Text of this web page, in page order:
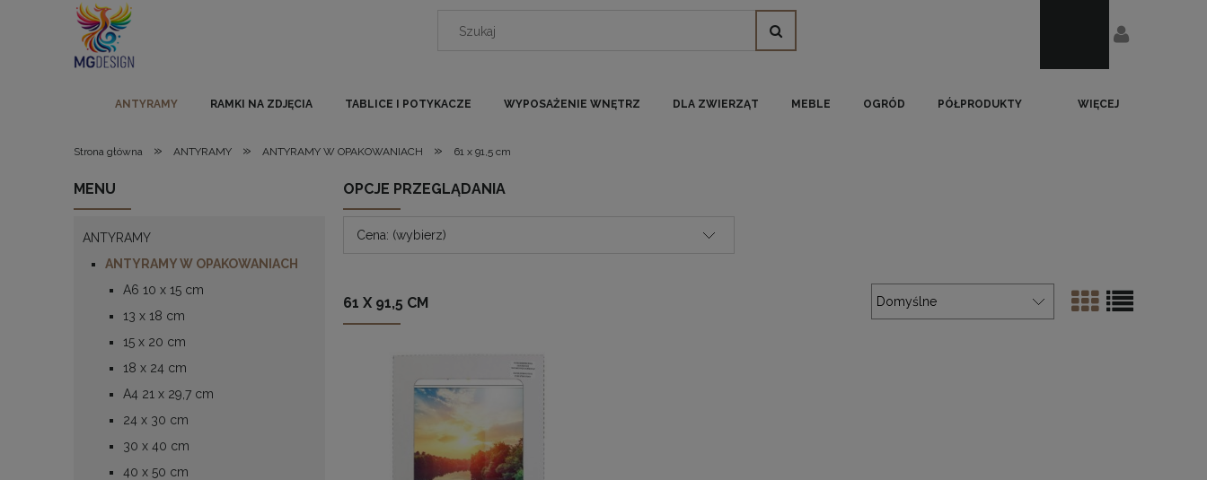
ANTYRAMY RAMKI NA ZDJĘCIA TABLICE I POTYKACZE WYPOSAŻENIE WNĘTRZ DLA ZWIERZĄT MEBLE OGRÓD PÓŁPRODUKTY WIĘCEJ
Strona główna » ANTYRAMY » ANTYRAMY W OPAKOWANIACH » 61 x 91,5 cm
MENU
ANTYRAMY
ANTYRAMY W OPAKOWANIACH
A6 10 x 15 cm
13 x 18 cm
15 x 20 cm
18 x 24 cm
A4 21 x 29,7 cm
24 x 30 cm
30 x 40 cm
40 x 50 cm
OPCJE PRZEGLĄDANIA
Cena: (wybierz)
61 X 91,5 CM